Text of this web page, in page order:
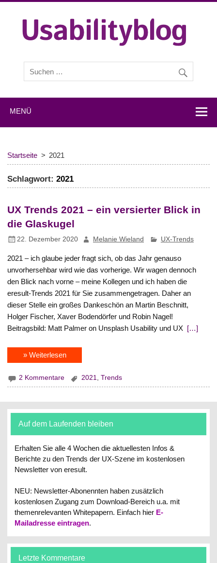
Experten zu den Themen Usability und User Experience.
MENÜ
Startseite 2021
Schlagwort:2021
UX Trends 2021 – ein versierter Blick in
die Glaskugel
22. Dezember 2020 Melanie Wieland UX-Trends
2021 – ich glaube jeder fragt sich, ob das Jahr genauso
unvorhersehbar wird wie das vorherige. Wir wagen dennoch
den Blick nach vorne – meine Kollegen und ich haben die
eresult-Trends 2021 für Sie zusammengetragen. Daher an
dieser Stelle ein großes Dankeschön an Martin Beschnitt,
Holger Fischer, Xaver Bodendörfer und Robin Nagel!
Beitragsbild: Matt Palmer on Unsplash Usability und UX […]
» Weiterlesen
2 Kommentare 2021,Trends
Auf dem Laufenden bleiben
Erhalten Sie alle 4 Wochen die aktuellesten Infos &
Berichte zu den Trends der UX-Szene im kostenlosen
Newsletter von eresult.
NEU: Newsletter-Abonennten haben zusätzlich
kostenlosen Zugang zum Download-Bereich u.a. mit
themenrelevanten Whitepapern. Einfach hier E-
Mailadresse eintragen.
Letzte Kommentare